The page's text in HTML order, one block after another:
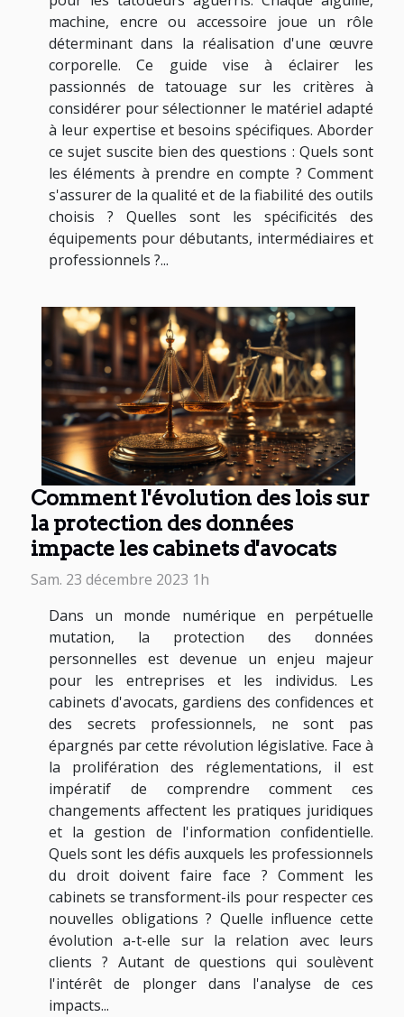
machine, encre ou accessoire joue un rôle
déterminant dans la réalisation d'une œuvre
corporelle. Ce guide vise à éclairer les
passionnés de tatouage sur les critères à
considérer pour sélectionner le matériel adapté
à leur expertise et besoins spécifiques. Aborder
ce sujet suscite bien des questions : Quels sont
les éléments à prendre en compte ? Comment
s'assurer de la qualité et de la fiabilité des outils
choisis ? Quelles sont les spécificités des
équipements pour débutants, intermédiaires et
professionnels ?...
Comment l'évolution des lois sur
la protection des données
impacte les cabinets d'avocats
Sam. 23 décembre 2023 1h
Dans un monde numérique en perpétuelle
mutation, la protection des données
personnelles est devenue un enjeu majeur
pour les entreprises et les individus. Les
cabinets d'avocats, gardiens des confidences et
des secrets professionnels, ne sont pas
épargnés par cette révolution législative. Face à
la prolifération des réglementations, il est
impératif de comprendre comment ces
changements affectent les pratiques juridiques
et la gestion de l'information confidentielle.
Quels sont les défis auxquels les professionnels
du droit doivent faire face ? Comment les
cabinets se transforment-ils pour respecter ces
nouvelles obligations ? Quelle influence cette
évolution a-t-elle sur la relation avec leurs
clients ? Autant de questions qui soulèvent
l'intérêt de plonger dans l'analyse de ces
impacts...